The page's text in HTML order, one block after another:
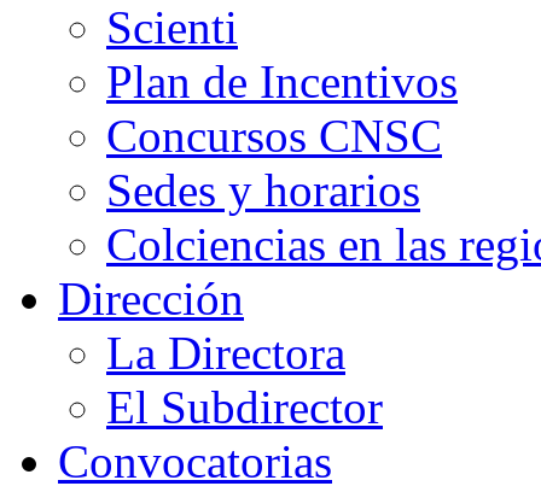
Scienti
Plan de Incentivos
Concursos CNSC
Sedes y horarios
Colciencias en las
Dirección
La Directora
El Subdirector
Convocatorias